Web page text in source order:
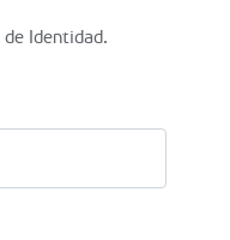
Identidad.